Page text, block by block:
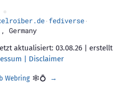
· fediverse·
, Germany
aktualisiert: 03.08.26 | erstellt
| Disclaimer
Webring 🕸💍
→